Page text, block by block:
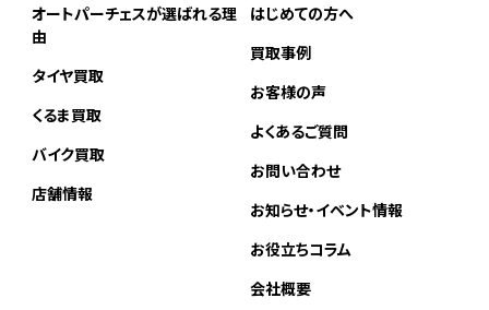
オートパーチェスが選ばれる理
由
タイヤ買取
くるま買取
バイク買取
店舗情報
はじめての方へ
買取事例
お客様の声
よくあるご質問
お問い合わせ
お知らせ・イベント情報
お役立ちコラム
会社概要